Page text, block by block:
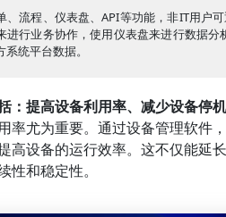
、流程、仪表盘、API等功能，非IT用户
进行业务协作，使用仪表盘来进行数据分
系统平台数据。
：提高设备利用率、减少设备停
率尤为重要。通过设备管理软件
高设备的运行效率。这不仅能延
性和稳定性。